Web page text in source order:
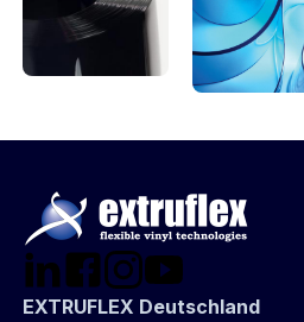
EXTRUFLEX Deutschland